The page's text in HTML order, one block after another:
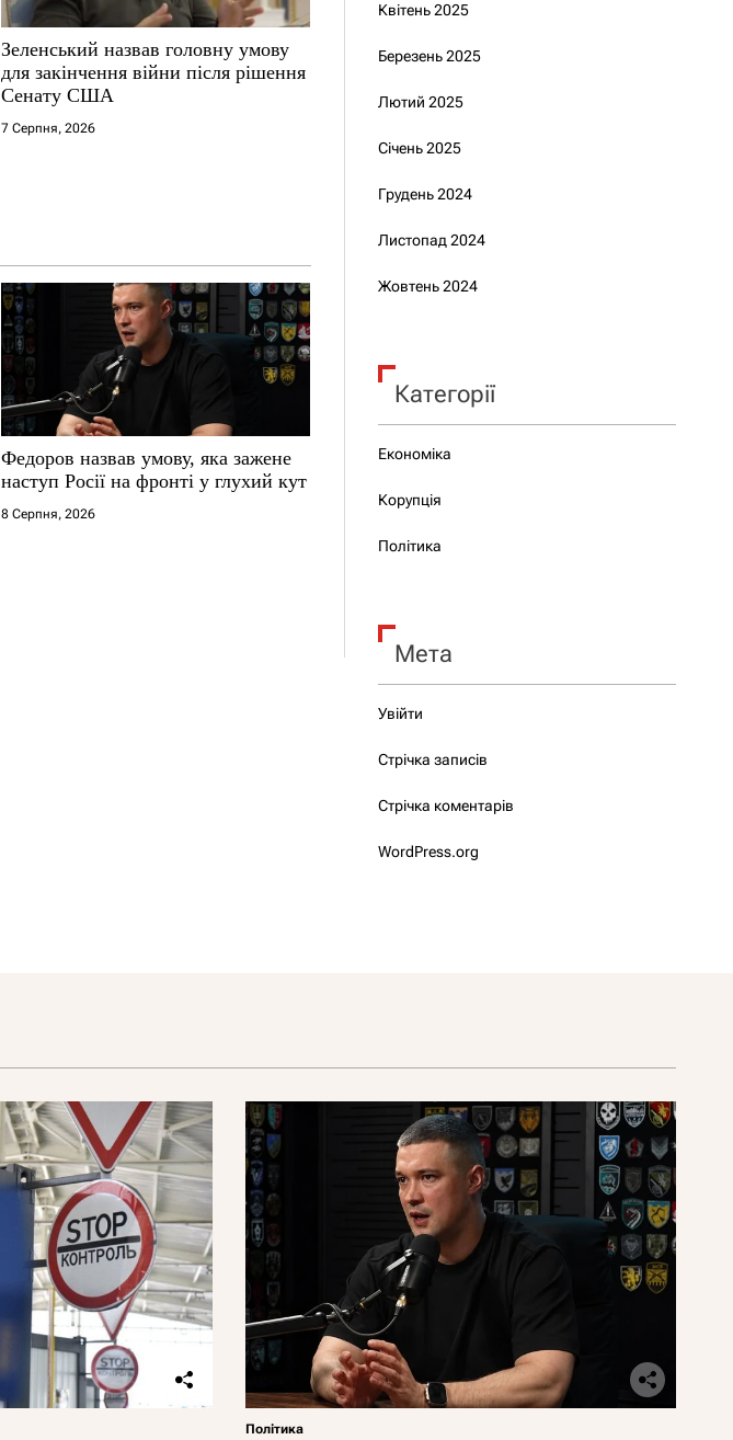
Зеленський назвав головну умову
для закінчення війни після рішення
Сенату США
7 Серпня, 2026
Федоров назвав умову, яка зажене
наступ Росії на фронті у глухий кут
8 Серпня, 2026
Квітень 2025
Березень 2025
Лютий 2025
Січень 2025
Грудень 2024
Листопад 2024
Жовтень 2024
Категорії
Економіка
Корупція
Політика
Мета
Увійти
Стрічка записів
Стрічка коментарів
WordPress.org
Політика